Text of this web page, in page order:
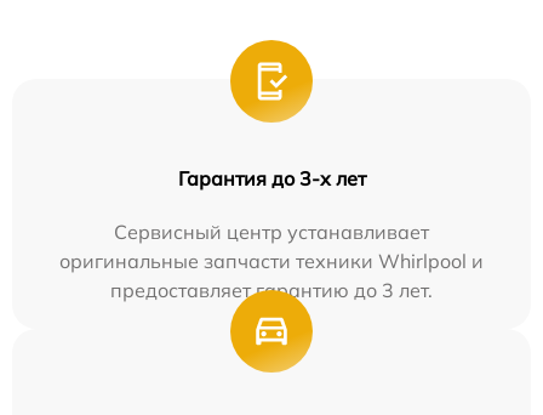
Гарантия до 3-х лет
Сервисный центр устанавливает
оригинальные запчасти техники Whirlpool и
предоставляет гарантию до 3 лет.